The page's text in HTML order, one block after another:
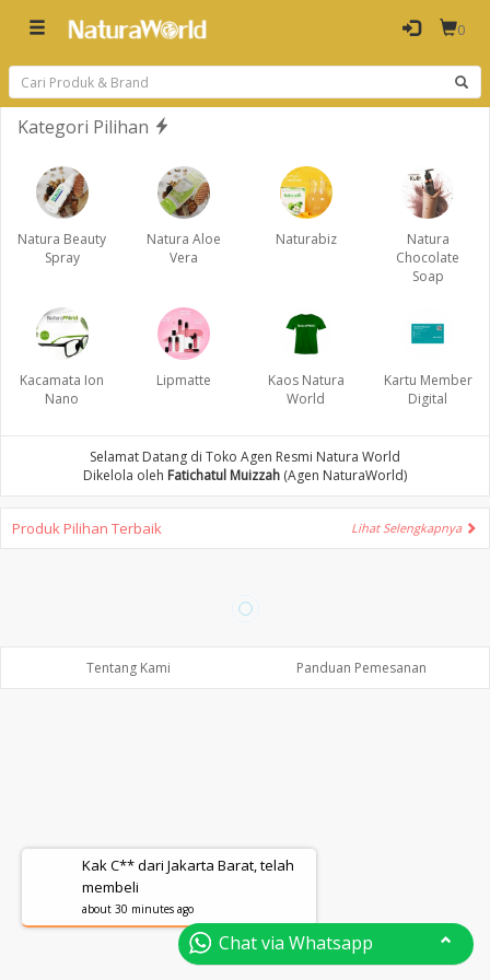
0
Kategori Pilihan
Natura Beauty
Spray
Natura Aloe
Vera
Naturabiz
Natura
Chocolate
Soap
Kacamata Ion
Nano
Lipmatte
Kaos Natura
World
Kartu Member
Digital
Selamat Datang di Toko Agen Resmi Natura World
Dikelola oleh Fatichatul Muizzah (Agen NaturaWorld)
Produk Pilihan Terbaik Lihat Selengkapnya
Tentang Kami Panduan Pemesanan
Chat via Whatsapp
Kak C** dari Jakarta Barat, telah
membeli
about 30 minutes ago